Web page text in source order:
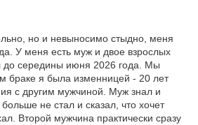
но и невыносимо стыдно, меня
У меня есть муж и двое взрослых
до середины июня 2026 года. Мы
браке я была изменницей - 20 лет
с другим мужчиной. Муж знал и
не стал и сказал, что хочет
Второй мужчина практически сразу